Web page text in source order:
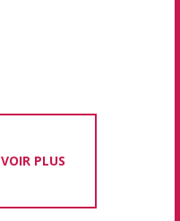
VOIR PLUS